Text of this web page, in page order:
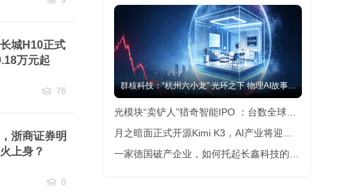
城H10正式
万元起
76
浙商证券明
上身？
0
群核科技：“杭州六小龙” 光环之下 物理AI故事有
水分吗？
光模块“卖铲人”猎奇智能IPO ：台数全球第
一，却在中际旭创的账上越陷越深
月之暗面正式开源Kimi K3，AI产业将迎又
一个“DeepSeek时刻”冲击波？
一家德国破产企业，如何托起长鑫科技的逆